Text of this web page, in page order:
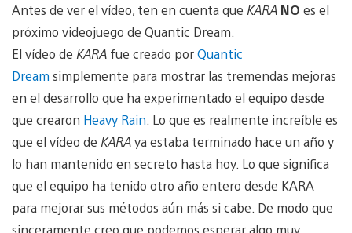
Antes de ver el vídeo, ten en cuenta que KARA NO es el
próximo videojuego de Quantic Dream.
El vídeo de KARA fue creado porQuantic
Dream simplemente para mostrar las tremendas mejoras
en el desarrollo que ha experimentado el equipo desde
que crearon Heavy Rain . Lo que es realmente increíble es
que el vídeo de KARAya estaba terminado hace un año y
lo han mantenido en secreto hasta hoy. Lo que significa
que el equipo ha tenido otro año entero desde KARA
para mejorar sus métodos aún más si cabe. De modo que
sinceramente creo que podemos esperar algo muy